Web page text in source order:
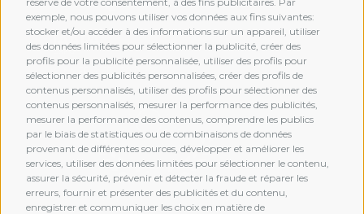
exemple, nous pouvons utiliser vos données aux fins suivantes:
stocker et/ou accéder à des informations sur un appareil, utiliser
des données limitées pour sélectionner la publicité, créer des
profils pour la publicité personnalisée, utiliser des profils pour
sélectionner des publicités personnalisées, créer des profils de
contenus personnalisés, utiliser des profils pour sélectionner des
contenus personnalisés, mesurer la performance des publicités,
mesurer la performance des contenus, comprendre les publics
par le biais de statistiques ou de combinaisons de données
provenant de différentes sources, développer et améliorer les
services, utiliser des données limitées pour sélectionner le contenu,
assurer la sécurité, prévenir et détecter la fraude et réparer les
erreurs, fournir et présenter des publicités et du contenu,
enregistrer et communiquer les choix en matière de